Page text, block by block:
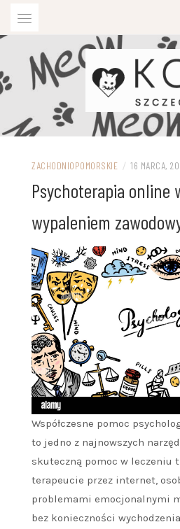
treści
ZACHODNIOPOMORSKIE / 16 MARCA,
Psychoterapia online
wypaleniem
Współczesne pomoc
to jedno z najnowszych
skuteczną pomoc w leczeniu
terapeucie przez internet,
problemami emocjonalnymi
bez konieczności